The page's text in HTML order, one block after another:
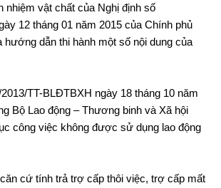
nhiệm vật chất của Nghị định số
12 tháng 01 năm 2015 của Chính phủ
hướng dẫn thi hành một số nội dung của
TT-BLĐTBXH ngày 18 tháng 10 năm
Bộ Lao động – Thương binh và Xã hội
công việc không được sử dụng lao động
cứ tính trả trợ cấp thôi việc, trợ cấp mất